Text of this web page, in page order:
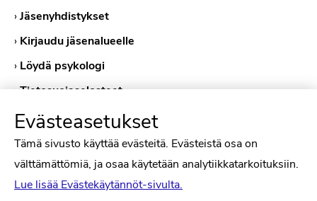
›Jäsenyhdistykset
› Kirjaudu jäsenalueelle
› Löydä psykologi
›Tietosuojaselosteet
›Evästekäytännöt
Evästeasetukset
Tämä sivusto käyttää evästeitä. Evästeistä osa on
välttämättömiä, ja osaa käytetään analytiikkatarkoituksiin.
Lue lisää Evästekäytännöt-sivulta.